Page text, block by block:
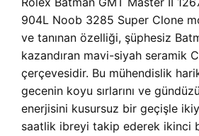
904L Noob 3285 Super Clone
ve tanınan özelliği, şüphesiz
kazandıran mavi-siyah seramik
çerçevesidir. Bu mühendislik
gecenin koyu sırlarını ve
enerjisini kusursuz bir geçişle
saatlik ibreyi takip ederek ikinci